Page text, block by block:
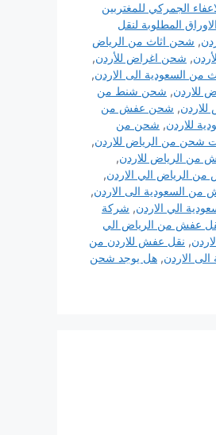
الجمركي للمغتربين
الاوراق المطلوبة لنقل
, شحن اثاث من الرياض
, شحن اغراض للأردن,
من السعودية الى الاردن,
للاردن, شحن شنط من
, شحن عفش من
للاردن, شحن من
شحن من الرياض للاردن,
من الرياض للاردن,
الرياض الي الاردن,
السعودية الى الاردن,
الي الاردن, شركة
عفش من الرياض الي
, نقل عفش للاردن من
الاردن, هل يوجد شحن